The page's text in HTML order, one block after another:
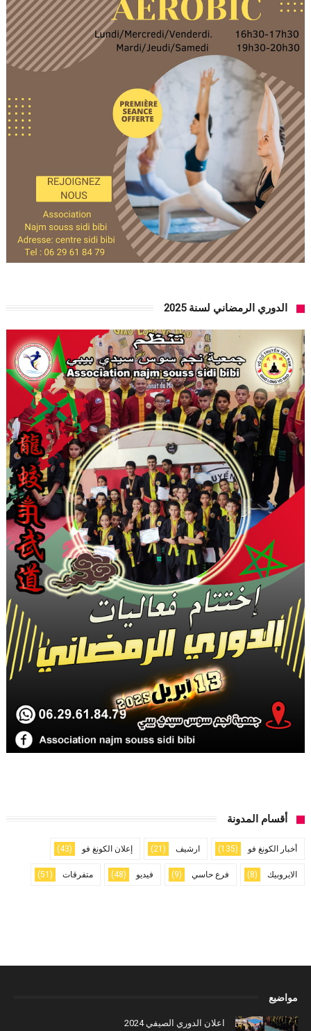
الدوري الرمضاني لسنة 2025
أقسام المدونة
أخبار الكونغ فو (135) ارشيف (21) إعلان الكونغ فو (43)
الايروبيك (8) فرع حاسي (9) فيديو (48) متفرقات (51)
مواضيع
اعلان الدوري الصيفي 2024